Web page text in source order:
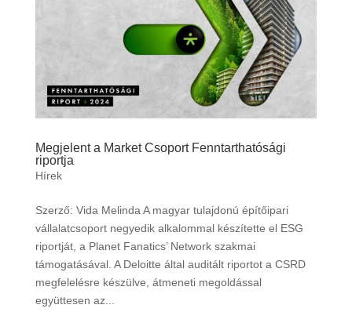
Megjelent a Market Csoport Fenntarthatósági
riportja
Hírek
Szerző: Vida Melinda A magyar tulajdonú építőipari
vállalatcsoport negyedik alkalommal készítette el ESG
riportját, a Planet Fanatics’ Network szakmai
támogatásával. A Deloitte által auditált riportot a CSRD
megfelelésre készülve, átmeneti megoldással
együttesen az...